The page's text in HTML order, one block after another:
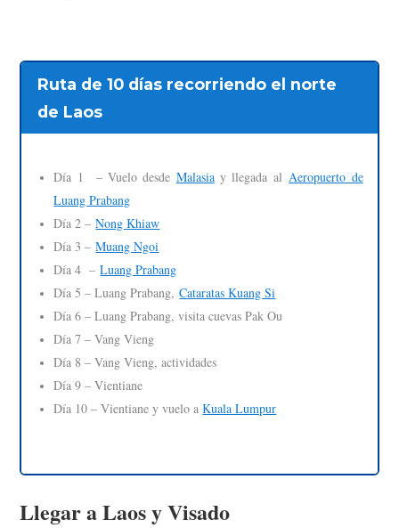
Ruta de 10 días recorriendo el norte
de Laos
Día 1 – Vuelo desde Malasiay llegada al Aeropuerto de
Luang Prabang
Día 2 –Nong Khiaw
Día 3 –Muang Ngoi
Día 4 –Luang Prabang
Día 5 – Luang Prabang,Cataratas Kuang Si
Día 6 – Luang Prabang, visita cuevas Pak Ou
Día 7 – Vang Vieng
Día 8 – Vang Vieng, actividades
Día 9 – Vientiane
Día 10 – Vientiane y vuelo aKuala Lumpur
Llegar a Laos y Visado